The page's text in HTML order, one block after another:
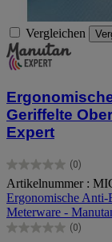
Vergleichen
Geriffelte
Expert
(0)
0.0
von
5
Sternen.
Artikelnummer :
Ergonomische Anti-
Meterware -
(0)
0.0